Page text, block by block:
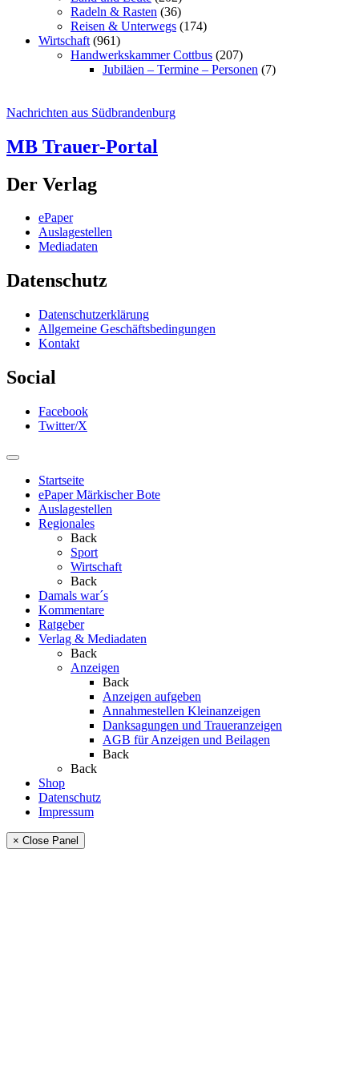
Radeln & Rasten (36)
Reisen & Unterwegs (174)
Wirtschaft (961)
Handwerkskammer Cottbus (207)
Jubiläen – Termine – Personen (7)
Nachrichten aus Südbrandenburg
MB Trauer-Portal
Der Verlag
ePaper
Auslagestellen
Mediadaten
Datenschutz
Datenschutzerklärung
Allgemeine Geschäftsbedingungen
Kontakt
Social
Facebook
Twitter/X
Startseite
ePaper Märkischer Bote
Auslagestellen
Regionales
Back
Sport
Wirtschaft
Back
Damals war´s
Kommentare
Ratgeber
Verlag & Mediadaten
Back
Anzeigen
Back
Anzeigen aufgeben
Annahmestellen Kleinanzeigen
Danksagungen und Traueranzeigen
AGB für Anzeigen und Beilagen
Back
Back
Shop
Datenschutz
Impressum
× Close Panel